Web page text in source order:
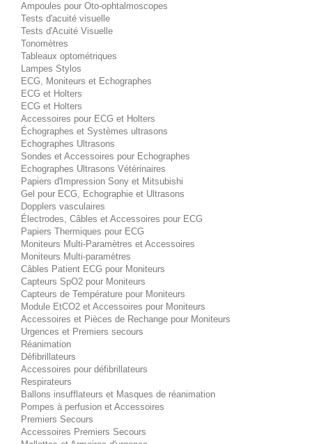
Ampoules pour Oto-ophtalmoscopes
Tests d'acuité visuelle
Tests d'Acuité Visuelle
Tonomètres
Tableaux optométriques
Lampes Stylos
ECG, Moniteurs et Echographes
ECG et Holters
ECG et Holters
Accessoires pour ECG et Holters
Échographes et Systèmes ultrasons
Echographes Ultrasons
Sondes et Accessoires pour Echographes
Echographes Ultrasons Vétérinaires
Papiers d'Impression Sony et Mitsubishi
Gel pour ECG, Echographie et Ultrasons
Dopplers vasculaires
Électrodes, Câbles et Accessoires pour ECG
Papiers Thermiques pour ECG
Moniteurs Multi-Paramètres et Accessoires
Moniteurs Multi-paramètres
Câbles Patient ECG pour Moniteurs
Capteurs SpO2 pour Moniteurs
Capteurs de Température pour Moniteurs
Module EtCO2 et Accessoires pour Moniteurs
Accessoires et Pièces de Rechange pour Moniteurs
Urgences et Premiers secours
Réanimation
Défibrillateurs
Accessoires pour défibrillateurs
Respirateurs
Ballons insufflateurs et Masques de réanimation
Pompes à perfusion et Accessoires
Premiers Secours
Accessoires Premiers Secours